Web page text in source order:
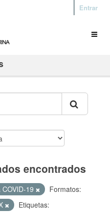
Entrar
encontrados
19
Formatos:
Etiquetas: